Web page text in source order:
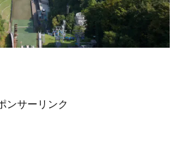
ンサーリンク